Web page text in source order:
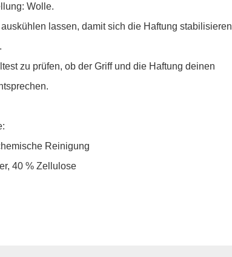
Wolle.
lassen, damit sich die Haftung stabilisieren
zu prüfen, ob der Griff und die Haftung deinen
Reinigung
40 % Zellulose